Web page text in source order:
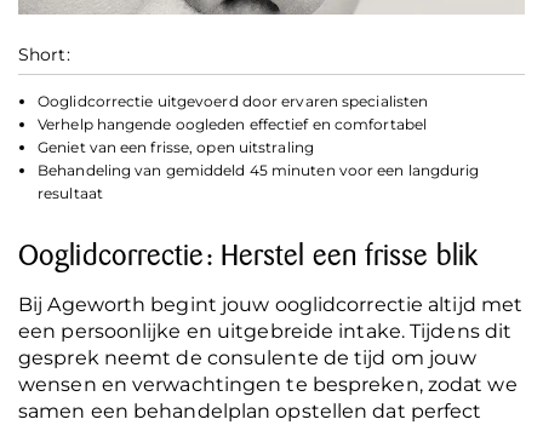
Short:
Ooglidcorrectie uitgevoerd doorervaren specialisten
Verhelp hangende oogleden effectief en comfortabel
Geniet van een frisse, open uitstraling
Behandeling van gemiddeld 45 minuten voor een langdurig
resultaat
Ooglidcorrectie: Herstel een frisse blik
Bij Ageworth begint jouw ooglidcorrectie altijd met
een persoonlijke en uitgebreide intake. Tijdens dit
gesprek neemt de consulente de tijd om jouw
wensen en verwachtingen te bespreken, zodat we
samen een behandelplan opstellen dat perfect